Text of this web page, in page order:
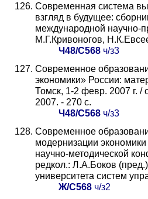
Современная система
взгляд в будущее:
международной научно-
М.Г.Кривоногов,
Ч48/С568ч/з3
Современное
экономики» России:
Томск, 1-2 февр. 2007 г.
2007. - 270 с.
Ч48/С568ч/з3
Современное
модернизации
научно-методической
редкол.: Л.А.Боков
университета систем
Ж/С568ч/з2